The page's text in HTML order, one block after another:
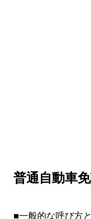
普通自動車
■一般的な呼び方